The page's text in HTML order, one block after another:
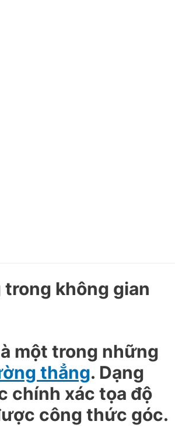
không gian
một trong những
thẳng. Dạng
chính xác tọa độ
công thức góc.